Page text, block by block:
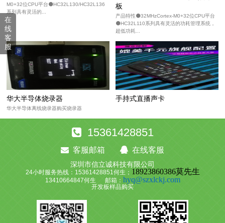
M0+32位CPU平台⚫HC32L130/HC32L136
系列具有灵活的...
板
产品特性⚫32MHzCortex-M0+32位CPU平台
⚫HC32L110系列具有灵活的功耗管理系统，
超低功耗...
华大半导体烧录器
华大半导体离线烧录器购买烧录器
手持式直播声卡
15361428851
客服邮箱 在线客服
深圳市信立诚科技有限公司
24小时服务热线：15361428851何生； 18923860386莫先生
13410664847何生 邮箱： hyq@szxlckj.com
开发板样品购买
在
线
客
服